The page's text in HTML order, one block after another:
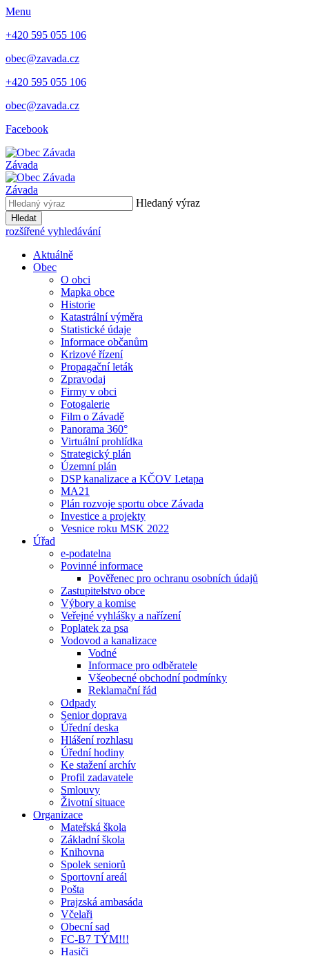
Menu
+420 595 055 106
obec@zavada.cz
+420 595 055 106
obec@zavada.cz
Facebook
Závada
Závada
Hledaný výraz
Hledat
rozšířené vyhledávání
Aktuálně
Obec
O obci
Mapka obce
Historie
Katastrální výměra
Statistické údaje
Informace občanům
Krizové řízení
Propagační leták
Zpravodaj
Firmy v obci
Fotogalerie
Film o Závadě
Panorama 360°
Virtuální prohlídka
Strategický plán
Územní plán
DSP kanalizace a KČOV I.etapa
MA21
Plán rozvoje sportu obce Závada
Investice a projekty
Vesnice roku MSK 2022
Úřad
e-podatelna
Povinné informace
Pověřenec pro ochranu osobních údajů
Zastupitelstvo obce
Výbory a komise
Veřejné vyhlášky a nařízení
Poplatek za psa
Vodovod a kanalizace
Vodné
Informace pro odběratele
Všeobecné obchodní podmínky
Reklamační řád
Odpady
Senior doprava
Úřední deska
Hlášení rozhlasu
Úřední hodiny
Ke stažení archív
Profil zadavatele
Smlouvy
Životní situace
Organizace
Mateřská škola
Základní škola
Knihovna
Spolek seniorů
Sportovní areál
Pošta
Prajzská ambasáda
Včelaři
Obecní sad
FC-B7 TÝM!!!
Hasiči